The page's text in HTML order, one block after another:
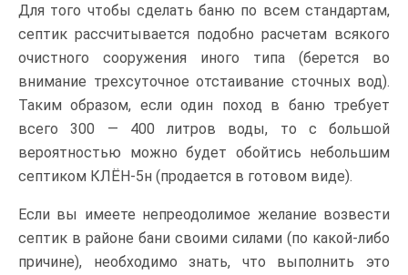
Для того чтобы сделать баню по всем стандартам,
септик рассчитывается подобно расчетам всякого
очистного сооружения иного типа (берется во
внимание трехсуточное отстаивание сточных вод).
Таким образом, если один поход в баню требует
всего 300 — 400 литров воды, то с большой
вероятностью можно будет обойтись небольшим
септиком КЛЁН-5н (продается в готовом виде).
Если вы имеете непреодолимое желание возвести
септик в районе бани своими силами (по какой-либо
причине), необходимо знать, что выполнить это